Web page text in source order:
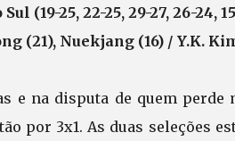
(19-25, 22-25, 29-27, 26-24,
(21), Nuekjang (16) / Y.K.
e na disputa de quem perde
por 3x1. As duas seleções